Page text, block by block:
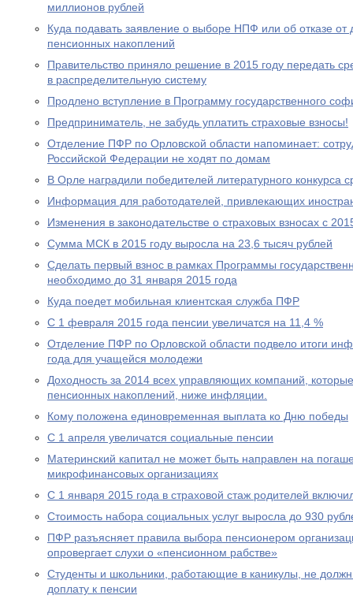
миллионов рублей
Куда подавать заявление о выборе НПФ или об отказе
пенсионных накоплений
Правительство приняло решение в 2015 году передать
в распределительную систему
Продлено вступление в Программу государственного
Предприниматель, не забудь уплатить страховые взносы!
Отделение ПФР по Орловской области напоминает:
Российской Федерации не ходят по домам
В Орле наградили победителей литературного конкурса
Информация для работодателей, привлекающих
Изменения в законодательстве о страховых взносах с
Сумма МСК в 2015 году выросла на 23,6 тысяч рублей
Сделать первый взнос в рамках Программы
необходимо до 31 января 2015 года
Куда поедет мобильная клиентская служба ПФР
С 1 февраля 2015 года пенсии увеличатся на 11,4 %
Отделение ПФР по Орловской области подвело итоги
года для учащейся молодежи
Доходность за 2014 всех управляющих компаний,
пенсионных накоплений, ниже инфляции.
Кому положена единовременная выплата ко Дню победы
С 1 апреля увеличатся социальные пенсии
Материнский капитал не может быть направлен на
микрофинансовых организациях
С 1 января 2015 года в страховой стаж родителей
Стоимость набора социальных услуг выросла до 930
ПФР разъясняет правила выбора пенсионером
опровергает слухи о «пенсионном рабстве»
Студенты и школьники, работающие в каникулы, не
доплату к пенсии